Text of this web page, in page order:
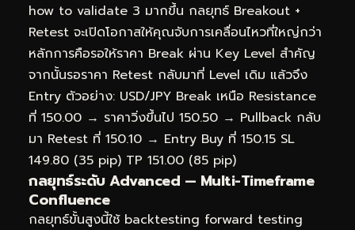
how to validate 3 มากขึ้น กลยุทธ์ Breakout +
Retest จะเปิดโอกาสให้คุณจับการเคลื่อนไหวที่ใหญ่กว่า
หลักการคือรอให้ราคา Break ผ่าน Key Level สำคัญ
จากนั้นรอราคา Retest กลับมาที่ Level เดิม แล้วจึง
Entry ตัวอย่าง: USD/JPY Break เหนือ Resistance
ที่ 150.00 → ราคาวิ่งขึ้นไป 150.50 → Pullback กลับ
มา Retest ที่ 150.10 → Entry Buy ที่ 150.15 SL
149.80 (35 pip) TP 151.00 (85 pip)
กลยุทธ์ระดับ Advanced — Multi-Timeframe
Confluence
กลยุทธ์ขั้นสูงนี้ใช้ backtesting forward testing